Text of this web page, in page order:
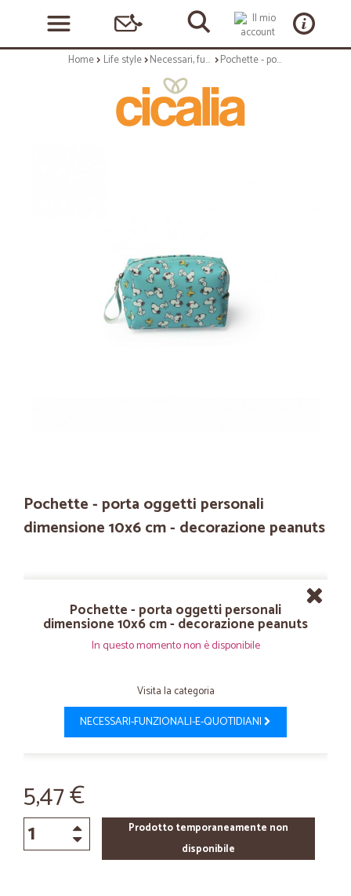
Home Life style Necessari, funzionali e quotidiani Pochette - porta oggetti personali dimensione 10x6 cm - decorazione peanuts
Pochette - porta oggetti personali
dimensione 10x6 cm - decorazione peanuts
Pochette - porta oggetti personali
dimensione 10x6 cm - decorazione peanuts
In questo momento non è disponibile
Visita la categoria
NECESSARI-FUNZIONALI-E-QUOTIDIANI
5,47 €
Prodotto temporaneamente non
disponibile